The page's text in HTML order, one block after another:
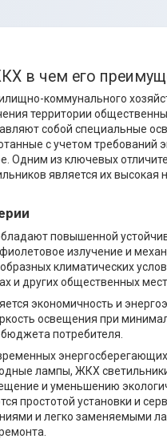
в чем его
коммунального
территории
собой специальные
с учетом требований
Одним из ключевых
является их высокая
повышенной
излучение и
климатических
и других общественных
экономичность и
освещения при
потребителя.
энергосберегающих
лампы, ЖКХ
и уменьшению
простотой установки и
и легко заменяемыми